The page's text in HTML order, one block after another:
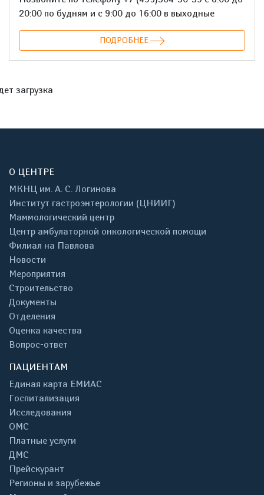
20:00 по будням и с 9:00 до 16:00 в выходные
ПОДРОБНЕЕ
загрузка
О ЦЕНТРЕ
МКНЦ им. А. С. Логинова
Институт гастроэнтерологии (ЦНИИГ)
Маммологический центр
Центр амбулаторной онкологической помощи
Филиал на Павлова
Новости
Мероприятия
Строительство
Документы
Отделения
Оценка качества
Вопрос-ответ
ПАЦИЕНТАМ
Единая карта ЕМИАС
Госпитализация
Исследования
ОМС
Платные услуги
ДМС
Прейскурант
Регионы и зарубежье